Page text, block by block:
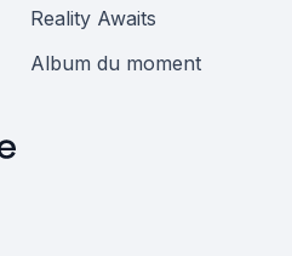
Reality Awaits
Album du moment